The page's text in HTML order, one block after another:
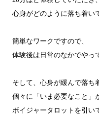
心身がどのように落ち着い
簡単なワークですので、
体験後は日常のなかでやっ
そして、心身が緩んで落ち
個々に「いま必要なこと」
ボイジャータロットを引い